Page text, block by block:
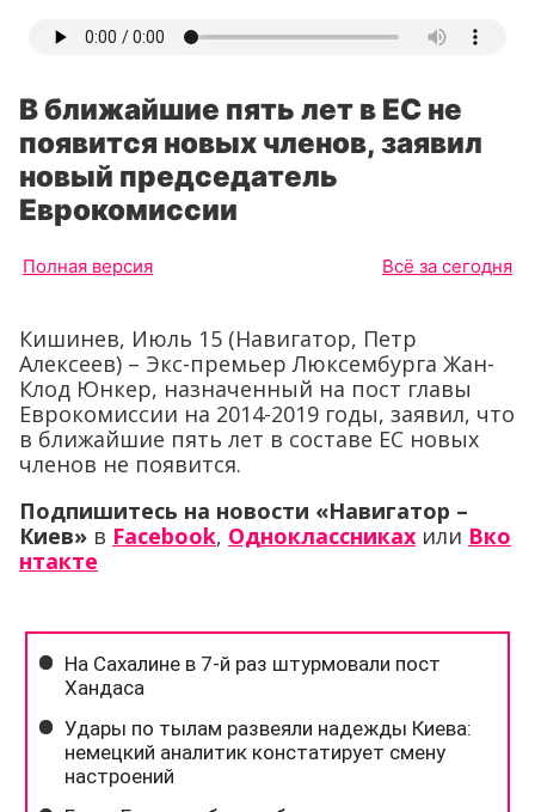
В ближайшие пять лет в ЕС не
появится новых членов, заявил
новый председатель
Еврокомиссии
Полная версия Всё за сегодня
Кишинев, Июль 15 (Навигатор, Петр
Алексеев) – Экс-премьер Люксембурга Жан-
Клод Юнкер, назначенный на пост главы
Еврокомиссии на 2014-2019 годы, заявил, что
в ближайшие пять лет в составе ЕС новых
членов не появится.
Подпишитесь на новости «Навигатор –
Киев» в Facebook, Одноклассниках или Вко
нтакте